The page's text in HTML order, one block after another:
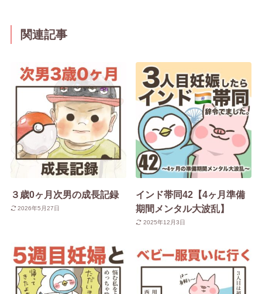
関連記事
３歳0ヶ月次男の成長記録
2026年5月27日
インド帯同42【4ヶ月準備
期間メンタル大波乱】
2025年12月3日